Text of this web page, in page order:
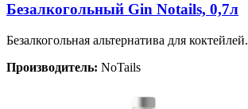
Безалкогольный Gin Notails, 0,7л
Безалкогольная альтернатива для коктейлей.
Производитель: NoTails